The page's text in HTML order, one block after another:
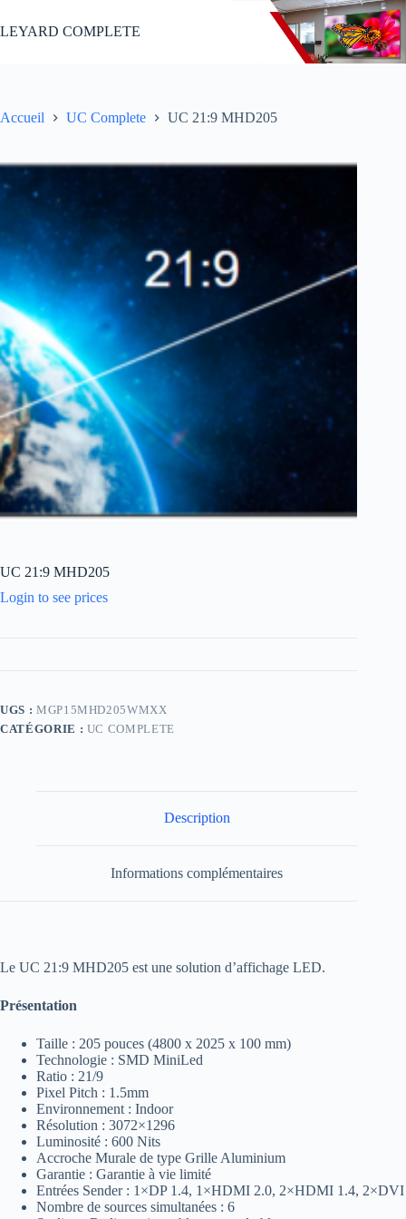
au
contenu
LEYARD COMPLETE
Accueil UC Complete UC 21:9 MHD205
UC 21:9 MHD205
Login to see prices
UGS : MGP15MHD205WMXX
CATÉGORIE : UC COMPLETE
Description
Informations complémentaires
Le UC 21:9 MHD205 est une solution d’affichage LED.
Présentation
Taille : 205 pouces (4800 x 2025 x 100 mm)
Technologie : SMD MiniLed
Ratio : 21/9
Pixel Pitch : 1.5mm
Environnement : Indoor
Résolution : 3072×1296
Luminosité : 600 Nits
Accroche Murale de type Grille Aluminium
Garantie : Garantie à vie limité
Entrées Sender : 1×DP 1.4, 1×HDMI 2.0, 2×HDMI 1.4, 2×DVI
Nombre de sources simultanées : 6